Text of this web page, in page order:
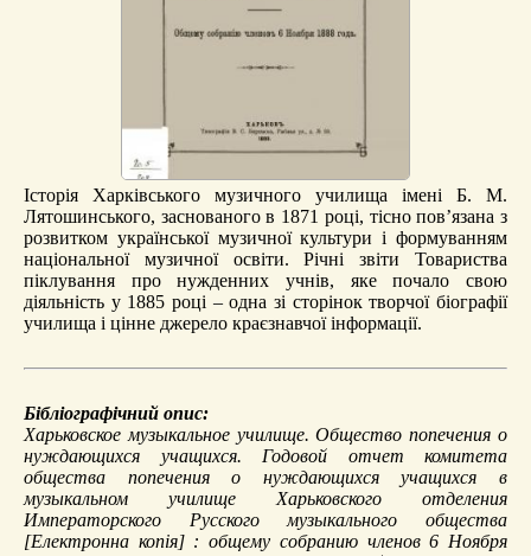
Історія Харківського музичного училища імені Б. М.
Лятошинського, заснованого в 1871 році, тісно пов’язана з
розвитком української музичної культури і формуванням
національної музичної освіти. Річні звіти Товариства
піклування про нужденних учнів, яке почало свою
діяльність у 1885 році – одна зі сторінок творчої біографії
училища і цінне джерело краєзнавчої інформації.
Бібліографічний опис:
Харьковское музыкальное училище. Общество попечения о
нуждающихся учащихся. Годовой отчет комитета
общества попечения о нуждающихся учащихся в
музыкальном училище Харьковского отделения
Императорского Русского музыкального общества
[Електронна копія] : общему собранию членов 6 Ноября